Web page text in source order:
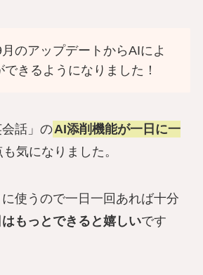
のアップデートからAIによ
できるようになりました！
話」のAI添削機能が一日に一
も気になりました。
使うので一日一回あれば十分
もっとできると嬉しいです